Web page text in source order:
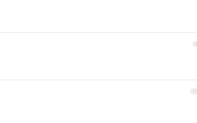
9
10